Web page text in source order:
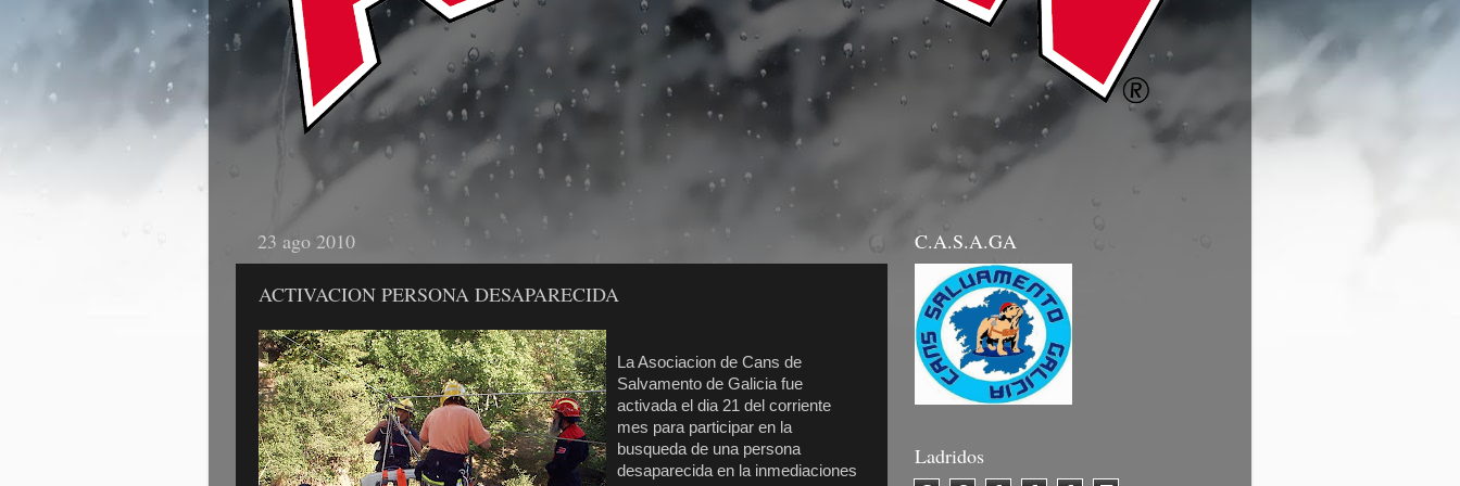
23 ago 2010
ACTIVACION PERSONA DESAPARECIDA
La Asociacion de Cans de
Salvamento de Galicia fue
activada el dia 21 del corriente
mes para participar en la
busqueda de una persona
desaparecida en la inmediaciones
C.A.S.A.GA
Ladridos